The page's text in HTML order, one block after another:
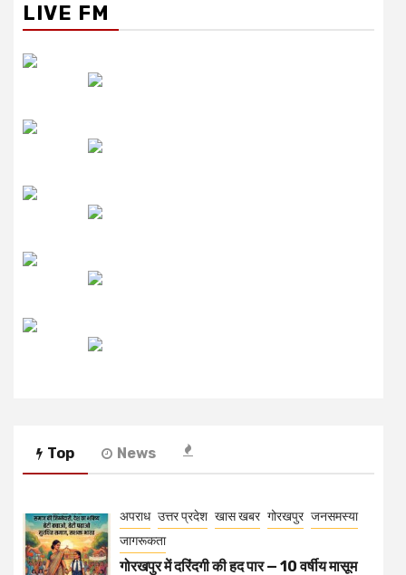
LIVE FM
Top News
अपराध उत्तर प्रदेश खास खबर गोरखपुर जनसमस्या
जागरूकता
गोरखपुर में दरिंदगी की हद पार — 10 वर्षीय मासूम